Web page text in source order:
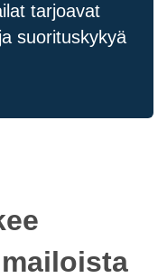
tarjoavat
suorituskykyä